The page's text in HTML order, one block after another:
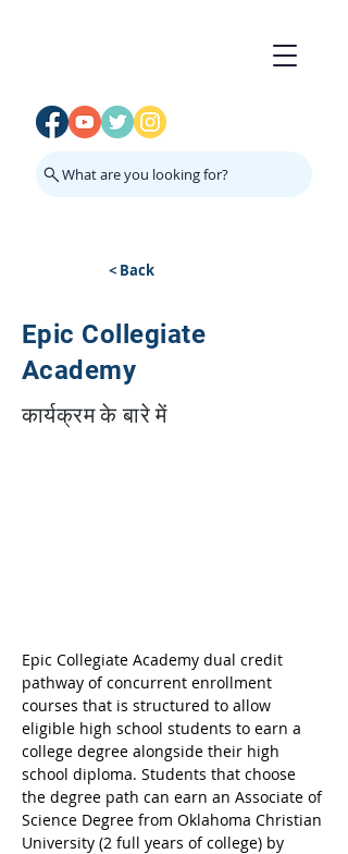
What are you looking for?
< Back
Epic Collegiate
Academy
कार्यक्रम के बारे में
Epic Collegiate Academy dual credit
pathway of concurrent enrollment
courses that is structured to allow
eligible high school students to earn a
college degree alongside their high
school diploma. Students that choose
the degree path can earn an Associate of
Science Degree from Oklahoma Christian
University (2 full years of college) by